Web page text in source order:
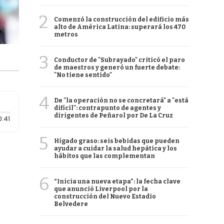
Duración: 41 segundos
2
Comenzó la construcción del edificio más
alto de América Latina: superará los 470
metros
3
Conductor de "Subrayado" criticó el paro
de maestros y generó un fuerte debate:
"No tiene sentido"
4
De "la operación no se concretará" a "está
difícil": contrapunto de agentes y
dirigentes de Peñarol por De La Cruz
5
Hígado graso: seis bebidas que pueden
ayudar a cuidar la salud hepática y los
hábitos que las complementan
6
“Inicia una nueva etapa”: la fecha clave
que anunció Liverpool por la
construcción del Nuevo Estadio
Belvedere